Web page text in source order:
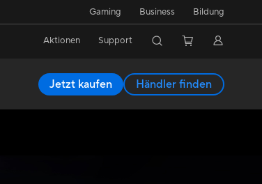
Gaming Business Bildung
Aktionen Support
Jetzt kaufen Händler finden